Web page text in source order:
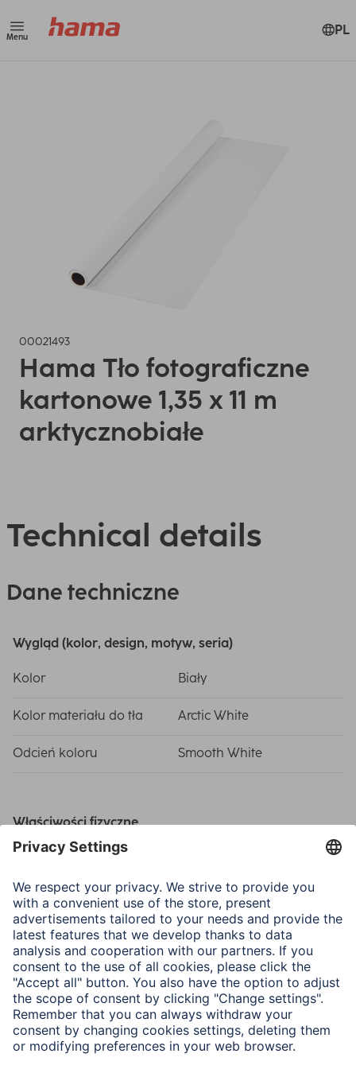
Menu PL
00021493
Hama Tło fotograficzne
kartonowe 1,35 x 11 m
arktycznobiałe
Technical details
Dane techniczne
Wygląd (kolor, design, motyw, seria)
Kolor Biały
Kolor materiału do tła Arctic White
Odcień koloru Smooth White
Właściwości fizyczne
Materiał
Właściwości Cardboard Core
Wymiary i waga
Width x Length 1,35 x 11 m
Grubość 145 g/m²